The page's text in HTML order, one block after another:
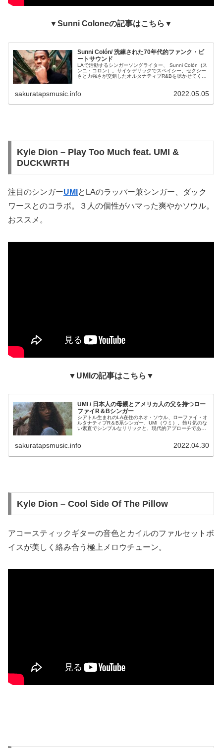
▼Sunni Coloneの記事はこちら▼
Sunni Colón/ 洗練された70年代的ファンク・ビ
ートサウンド
LAで活動するシンガーソングライター、 Sunni Colón (ス
ンニ・コロン）。サイケデリックでスペイシー、セクシー
さと力強さが交錯したオルタナティブR&Bを聴かせてくれ
sakuratapsmusic.info 2022.05.05
Kyle Dion – Play Too Much feat. UMI &
DUCKWRTH
注目のシンガーUMI とLAのラッパー兼シンガー、ダック
ワースとのコラボ。３人の個性がハマった爽やかソウル。
おススメ。
▼UMIの記事はこちら▼
UMI / 日本人の母親とアメリカ人の父を持つロー
ファイR＆Bシンガー
シアトル生まれのLA在住のネオ・ソウル、ローファイ・オ
ルタナティブR＆B系シンガー、UMI（ウミ）。飾り気のな
い素直でシンプルなリリックと、現代的アプローチであり
と間違いありません。
sakuratapsmusic.info 2022.04.30
Kyle Dion – Cool Side Of The Pillow
アコースティックギターの音色とカイルのファルセットボ
イスが美しく絡み合う極上メロウチューン。